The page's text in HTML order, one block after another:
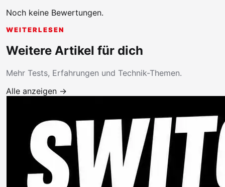
Noch keine Bewertungen.
WEITERLESEN
Weitere Artikel für dich
Mehr Tests, Erfahrungen und Technik-Themen.
Alle anzeigen →